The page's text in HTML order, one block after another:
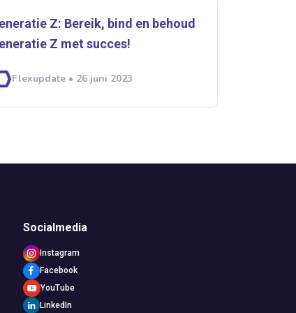
Z: Bereik, bind en behoud
Z met succes!
Flexupdate • 26 juni 2023
Socialmedia
Instagram
Facebook
YouTube
LinkedIn